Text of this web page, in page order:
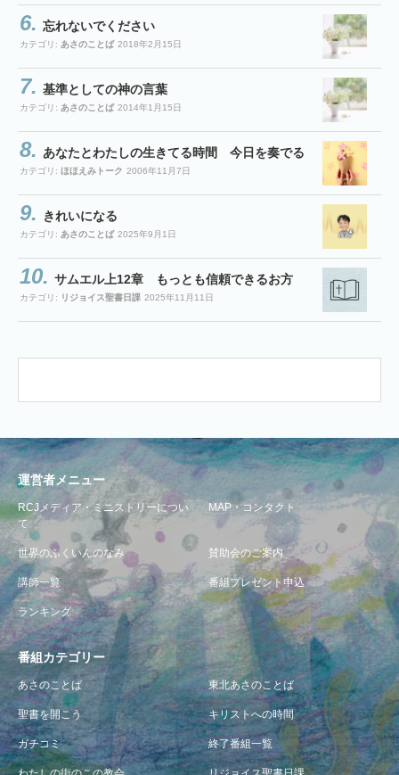
忘れないでください
カテゴリ: あさのことば 2018年2月15日
基準としての神の言葉
カテゴリ: あさのことば 2014年1月15日
あなたとわたしの生きてる時間 今日を奏でる
カテゴリ: ほほえみトーク 2006年11月7日
きれいになる
カテゴリ: あさのことば 2025年9月1日
サムエル上12章 もっとも信頼できるお方
カテゴリ: リジョイス聖書日課 2025年11月11日
運営者メニュー
RCJメディア・ミニストリーについ
て
MAP・コンタクト
世界のふくいんのなみ 賛助会のご案内
講師一覧 番組プレゼント申込
ランキング
番組カテゴリー
あさのことば 東北あさのことば
聖書を開こう キリストへの時間
ガチコミ 終了番組一覧